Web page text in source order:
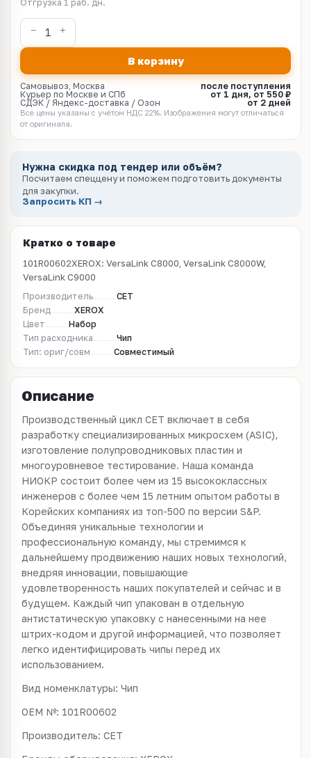
Отгрузка 1 раб. дн.
В корзину
Самовывоз, Москва
после поступления
Курьер по Москве и СПб
от 1 дня, от 550 ₽
СДЭК / Яндекс-доставка / Озон
от 2 дней
Все цены указаны с учётом НДС 22%. Изображения могут отличаться
от оригинала.
Нужна скидка под тендер или объём?
Посчитаем спеццену и поможем подготовить документы
для закупки.
Запросить КП →
Кратко о товаре
101R00602XEROX: VersaLink C8000, VersaLink C8000W,
VersaLink C9000
Производитель
CET
Бренд
XEROX
Цвет
Набор
Тип расходника
Чип
Тип: ориг/совм
Совместимый
Описание
Производственный цикл CET включает в себя
разработку специализированных микросхем (ASIC),
изготовление полупроводниковых пластин и
многоуровневое тестирование. Наша команда
НИОКР состоит более чем из 15 высококлассных
инженеров с более чем 15 летним опытом работы в
Корейских компаниях из топ-500 по версии S&P.
Объединяя уникальные технологии и
профессиональную команду, мы стремимся к
дальнейшему продвижению наших новых технологий,
внедряя инновации, повышающие
удовлетворенность наших покупателей и сейчас и в
будущем. Каждый чип упакован в отдельную
антистатическую упаковку с нанесенными на нее
штрих-кодом и другой информацией, что позволяет
легко идентифицировать чипы перед их
использованием.
Вид номенклатуры: Чип
OEM №: 101R00602
Производитель: CET